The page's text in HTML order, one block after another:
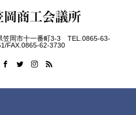
笠岡市十一番町3-3 TEL.0865-63-
FAX.0865-62-3730